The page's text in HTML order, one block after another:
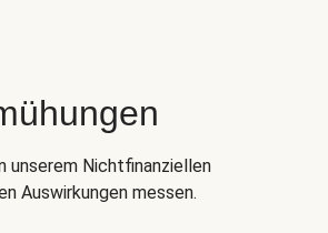
unserem Nichtfinanziellen
Auswirkungen messen.